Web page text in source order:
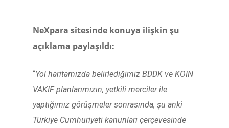
NeXpara sitesinde konuya ilişkin şu
açıklama paylaşıldı:
“Yol haritamızda belirlediğimiz BDDK ve KOIN
VAKIF planlarımızın, yetkili merciler ile
yaptığımız görüşmeler sonrasında, şu anki
Türkiye Cumhuriyeti kanunları çerçevesinde